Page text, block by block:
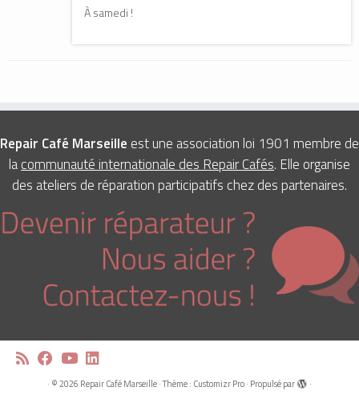
À samedi !
Repair Café Marseille est une association loi 1901 membre de
lacommunauté internationale des Repair Cafés. Elle organise
des ateliers de réparation participatifs chez des partenaires.
· © 2026 Repair Café Marseille·Thème : Customizr Pro· Propulsé par ·